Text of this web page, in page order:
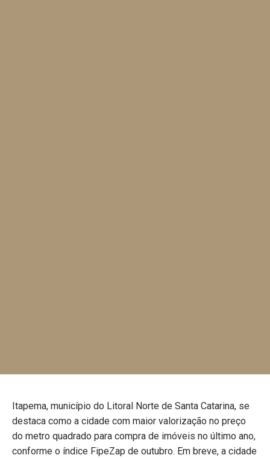
Itapema, município do Litoral Norte de Santa Catarina, se
destaca como a cidade com maior valorização no preço
do metro quadrado para compra de imóveis no último ano,
conforme o índice FipeZap de outubro. Em breve, a cidade